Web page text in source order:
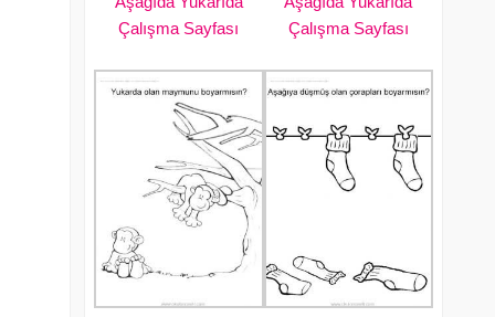
Çalışma Sayfası
Çalışma Sayfası